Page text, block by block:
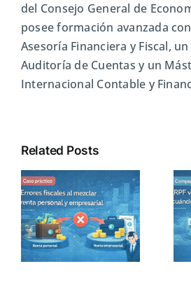
del Consejo General de
posee formación avanzada
Asesoría Financiera y Fiscal,
Auditoría de Cuentas y un
Internacional Contable y
Related Posts
IRPF vs
Impuesto sobre
Sociedades:
cuándo deja de
ser eficiente